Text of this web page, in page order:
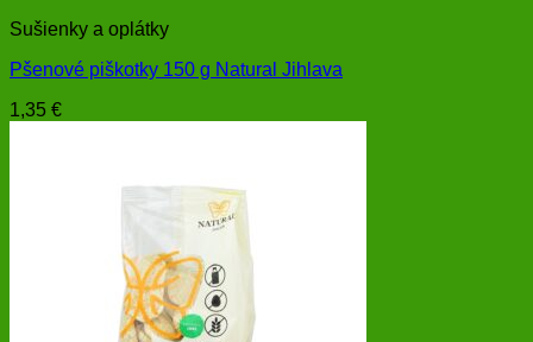
Sušienky a oplátky
Pšenové piškotky 150 g Natural Jihlava
1,35 €